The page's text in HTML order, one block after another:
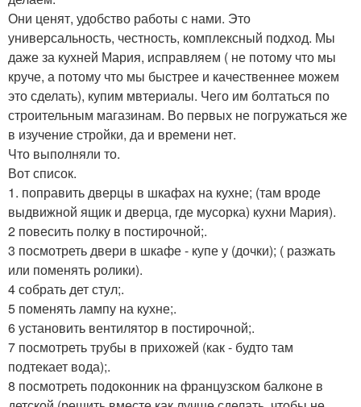
Они ценят, удобство работы с нами. Это
универсальность, честность, комплексный подход. Мы
даже за кухней Мария, исправляем ( не потому что мы
круче, а потому что мы быстрее и качественнее можем
это сделать), купим мвтериалы. Чего им болтаться по
строительным магазинам. Во первых не погружаться же
в изучение стройки, да и времени нет.
Что выполняли то.
Вот список.
1. поправить дверцы в шкафах на кухне; (там вроде
выдвижной ящик и дверца, где мусорка) кухни Мария).
2 повесить полку в постирочной;.
3 посмотреть двери в шкафе - купе у (дочки); ( разжать
или поменять ролики).
4 собрать дет стул;.
5 поменять лампу на кухне;.
6 установить вентилятор в постирочной;.
7 посмотреть трубы в прихожей (как - будто там
подтекает вода);.
8 посмотреть подоконник на французском балконе в